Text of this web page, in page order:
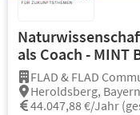
als Coach -
FLAD & FLAD
Heroldsberg, Bayern
44.047,88 €/Jahr